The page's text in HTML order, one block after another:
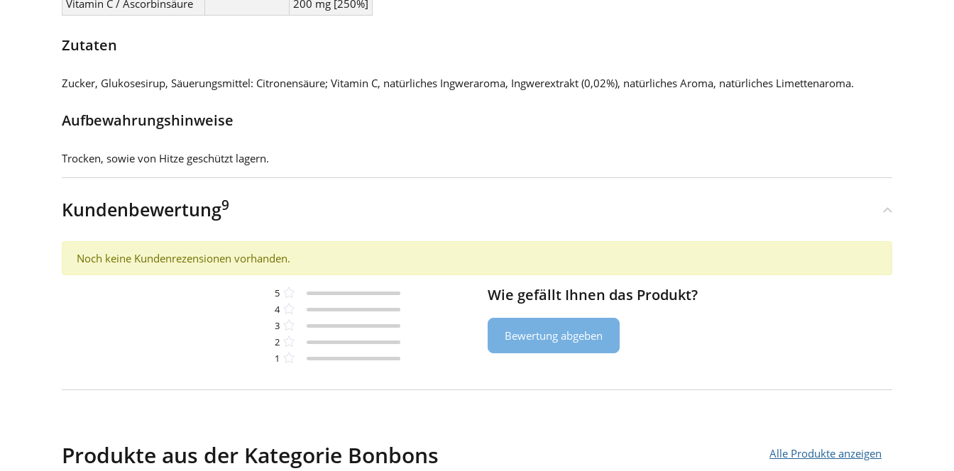
Vitamin C / Ascorbinsäure
200 mg [250%]
Zutaten
Zucker, Glukosesirup, Säuerungsmittel: Citronensäure; Vitamin C, natürliches Ingweraroma, Ingwerextrakt (0,02%), natürliches Aroma, natürliches Limettenaroma.
Aufbewahrungshinweise
Trocken, sowie von Hitze geschützt lagern.
Kundenbewertung9
Noch keine Kundenrezensionen vorhanden.
5
4
3
2
1
Wie gefällt Ihnen das Produkt?
Bewertung abgeben
Produkte aus der Kategorie Bonbons Alle Produkte anzeigen